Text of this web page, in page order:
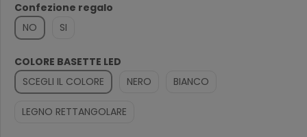
Confezione regalo
NO
SI
COLORE BASETTE LED
SCEGLI IL COLORE
NERO BIANCO
LEGNO RETTANGOLARE